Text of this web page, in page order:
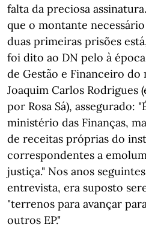
falta da preciosa
que o montante
duas primeiras prisões
foi dito ao DN pelo à
de Gestão e Financeiro do
Joaquim Carlos
por Rosa Sá), assegurado:
ministério das Finanças,
de receitas próprias do
correspondentes a
justiça." Nos anos
entrevista, era suposto
"terrenos para avançar
outros EP."